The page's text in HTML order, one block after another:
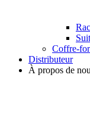
Coffre-
Distributeur
À propos de